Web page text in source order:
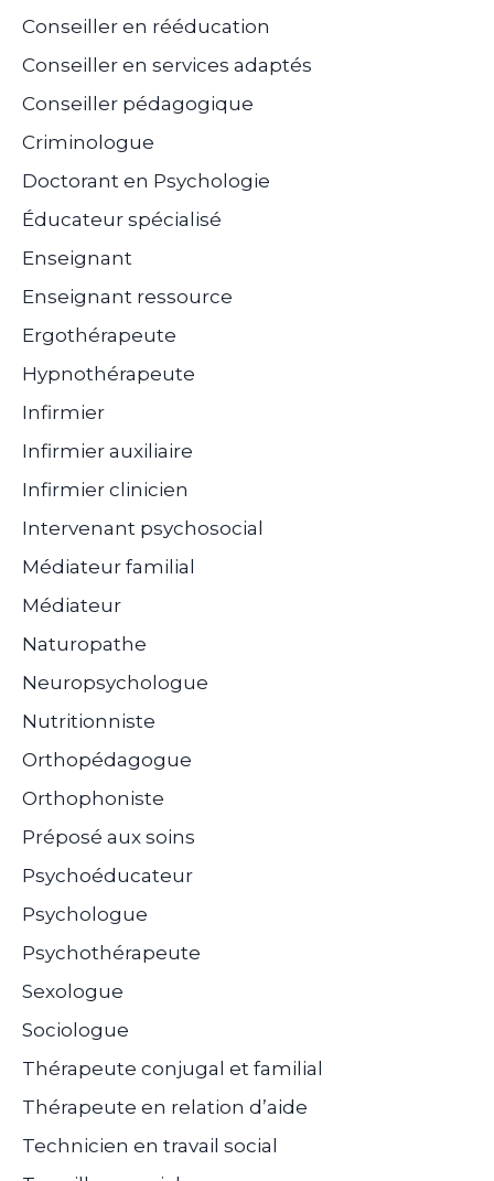
Conseiller en rééducation
Conseiller en services adaptés
Conseiller pédagogique
Criminologue
Doctorant en Psychologie
Éducateur spécialisé
Enseignant
Enseignant ressource
Ergothérapeute
Hypnothérapeute
Infirmier
Infirmier auxiliaire
Infirmier clinicien
Intervenant psychosocial
Médiateur familial
Médiateur
Naturopathe
Neuropsychologue
Nutritionniste
Orthopédagogue
Orthophoniste
Préposé aux soins
Psychoéducateur
Psychologue
Psychothérapeute
Sexologue
Sociologue
Thérapeute conjugal et familial
Thérapeute en relation d’aide
Technicien en travail social